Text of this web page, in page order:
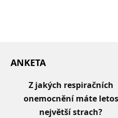
ANKETA
Z jakých respiračních
onemocnění máte letos
největší strach?